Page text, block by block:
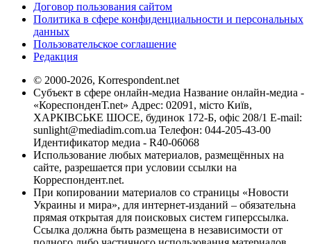
Договор пользования сайтом
Политика в сфере конфиденциальности и персональных
данных
Пользовательское соглашение
Редакция
© 2000-2026, Korrespondent.net
Субъект в сфере онлайн-медиа Название онлайн-медиа -
«КореспонденТ.net» Адрес: 02091, місто Київ,
ХАРКІВСЬКЕ ШОСЕ, будинок 172-Б, офіс 208/1 E-mail:
sunlight@mediadim.com.ua Телефон: 044-205-43-00
Идентификатор медиа - R40-06068
Использование любых материалов, размещённых на
сайте, разрешается при условии ссылки на
Корреспондент.net.
При копировании материалов со страницы «Новости
Украины и мира», для интернет-изданий – обязательна
прямая открытая для поисковых систем гиперссылка.
Ссылка должна быть размещена в независимости от